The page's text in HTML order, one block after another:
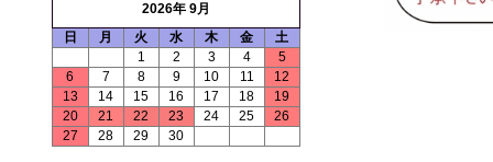
2026年 9月
日
月 火 水 木 金
土
1
2 3 4
5
6
7 8 9 10 11
12
13
14 15 16 17 18
19
20
21 22 23 24 25
26
27
28 29 30